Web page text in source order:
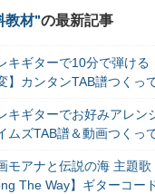
教材 の最新記事
キギターで10分で弾ける
】カンタンTAB譜つくっ
キギターでお好みアレン
ムズTAB譜＆動画つくっ
モアナと伝説の海 主題歌
The Way】ギターコー